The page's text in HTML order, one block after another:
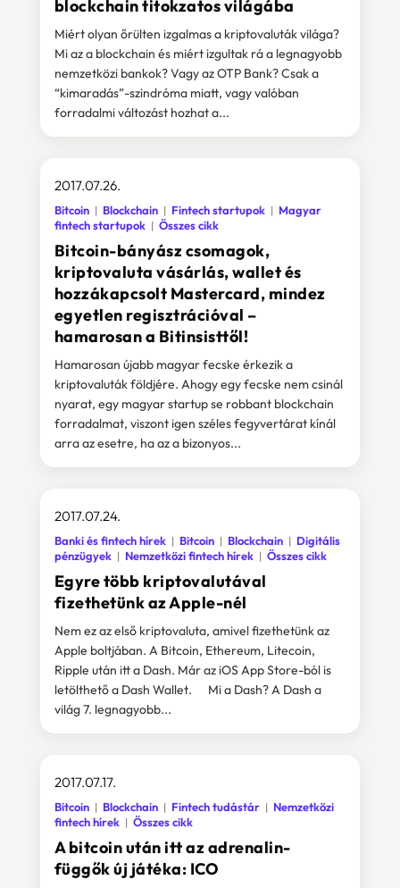
blockchain titokzatos világába
Miért olyan őrülten izgalmas a kriptovaluták világa?
Mi az a blockchain és miért izgultak rá a legnagyobb
nemzetközi bankok? Vagy az OTP Bank? Csak a
“kimaradás”-szindróma miatt, vagy valóban
forradalmi változást hozhat a...
Bitcoin-bányász csomagok,
kriptovaluta vásárlás, wallet és
hozzákapcsolt Mastercard, mindez
egyetlen regisztrációval –
hamarosan a Bitinsisttől!
2017.07.26.
Bitcoin Blockchain Fintech startupok
Magyar
fintech startupok
Összes cikk
Hamarosan újabb magyar fecske érkezik a
kriptovaluták földjére. Ahogy egy fecske nem csinál
nyarat, egy magyar startup se robbant blockchain
forradalmat, viszont igen széles fegyvertárat kínál
arra az esetre, ha az a bizonyos...
Egyre több kriptovalutával
fizethetünk az Apple-nél
2017.07.24.
Banki és fintech hírek Bitcoin Blockchain
Digitális
pénzügyek
Nemzetközi fintech hírek Összes cikk
Nem ez az első kriptovaluta, amivel fizethetünk az
Apple boltjában. A Bitcoin, Ethereum, Litecoin,
Ripple után itt a Dash. Már az iOS App Store-ból is
letölthető a Dash Wallet. Mi a Dash? A Dash a
világ 7. legnagyobb...
A bitcoin után itt az adrenalin-
függők új játéka: ICO
2017.07.17.
Bitcoin Blockchain Fintech tudástár
Nemzetközi
fintech hírek
Összes cikk